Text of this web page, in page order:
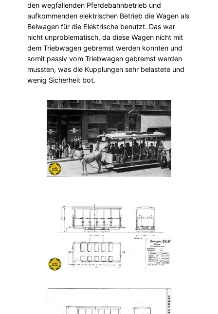
den wegfallenden Pferdebahnbetrieb und
aufkommenden elektrischen Betrieb die Wagen als
Beiwagen für die Elektrische benutzt. Das war
nicht unproblematisch, da diese Wagen nicht mit
dem Triebwagen gebremst werden konnten und
somit passiv vom Triebwagen gebremst werden
mussten, was die Kupplungen sehr belastete und
wenig Sicherheit bot.